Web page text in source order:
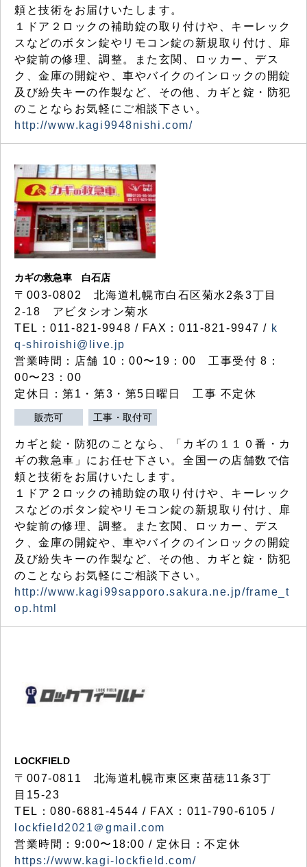
頼と技術をお届けいたします。
１ドア２ロックの補助錠の取り付けや、キーレック
スなどのボタン錠やリモコン錠の新規取り付け、扉
や錠前の修理、調整。また玄関、ロッカー、デス
ク、金庫の開錠や、車やバイクのインロックの開錠
及び紛失キーの作製など、その他、カギと錠・防犯
のことならお気軽にご相談下さい。
http://www.kagi9948nishi.com/
カギの救急車 白石店
〒003-0802 北海道札幌市白石区菊水2条3丁目
2-18 アビタシオン菊水
TEL：011-821-9948 / FAX：011-821-9947 / k
q-shiroishi@live.jp
営業時間：店舗 10：00〜19：00 工事受付 8：
00〜23：00
定休日：第1・第3・第5日曜日 工事 不定休
販売可 工事・取付可
カギと錠・防犯のことなら、「カギの１１０番・カ
ギの救急車」にお任せ下さい。全国一の店舗数で信
頼と技術をお届けいたします。
１ドア２ロックの補助錠の取り付けや、キーレック
スなどのボタン錠やリモコン錠の新規取り付け、扉
や錠前の修理、調整。また玄関、ロッカー、デス
ク、金庫の開錠や、車やバイクのインロックの開錠
及び紛失キーの作製など、その他、カギと錠・防犯
のことならお気軽にご相談下さい。
http://www.kagi99sapporo.sakura.ne.jp/frame_t
op.html
LOCKFIELD
〒007-0811 北海道札幌市東区東苗穂11条3丁
目15-23
TEL：080-6881-4544 / FAX：011-790-6105 /
lockfield2021＠gmail.com
営業時間：9:00〜18:00 / 定休日：不定休
https://www.kagi-lockfield.com/